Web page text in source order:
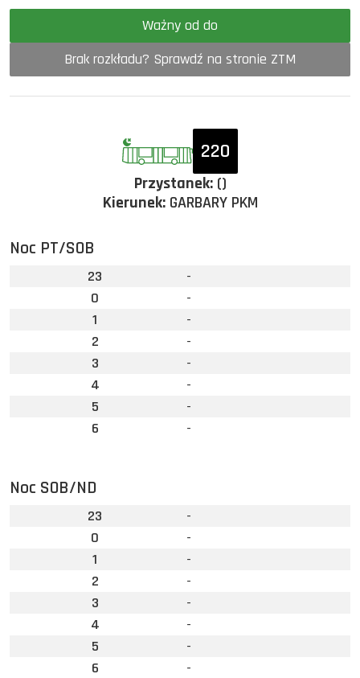
Ważny od do
Brak rozkładu? Sprawdź na stronie ZTM
220
Przystanek:()
Kierunek:GARBARY PKM
Noc PT/SOB
23
-
0
-
1
-
2
-
3
-
4
-
5
-
6
-
Noc SOB/ND
23
-
0
-
1
-
2
-
3
-
4
-
5
-
6
-